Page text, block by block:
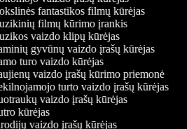
fantastikos filmų kūrėjas
filmų kūrimo įrankis
vaizdo klipų kūrėjas
gyvūnų vaizdo įrašų kūrėjas
turo vaizdo kūrėjas
vaizdo įrašų kūrimo priemonė
turto vaizdo įrašų kūrėjas
vaizdo įrašų kūrėjas
kūrėjas
vaizdo įrašų kūrėjas